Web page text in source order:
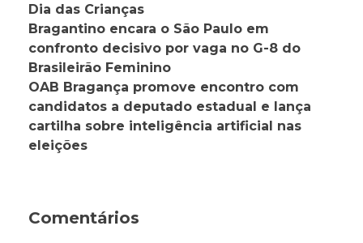
Dia das Crianças
Bragantino encara o São Paulo em
confronto decisivo por vaga no G-8 do
Brasileirão Feminino
OAB Bragança promove encontro com
candidatos a deputado estadual e lança
cartilha sobre inteligência artificial nas
eleições
Comentários